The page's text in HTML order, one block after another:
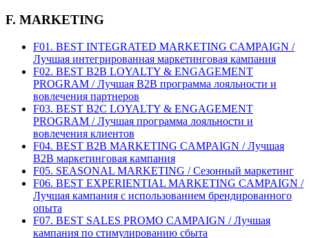
F. MARKETING
F01. BEST INTEGRATED MARKETING CAMPAIGN /
Лучшая интегрированная маркетинговая кампания
F02. BEST B2B LOYALTY & ENGAGEMENT
PROGRAM / Лучшая B2B программа лояльности и
вовлечения партнеров
F03. BEST B2C LOYALTY & ENGAGEMENT
PROGRAM / Лучшая программа лояльности и
вовлечения клиентов
F04. BEST B2B MARKETING CAMPAIGN / Лучшая
B2B маркетинговая кампания
F05. SEASONAL MARKETING / Сезонный маркетинг
F06. BEST EXPERIENTIAL MARKETING CAMPAIGN /
Лучшая кампания с использованием брендированного
опыта
F07. BEST SALES PROMO CAMPAIGN / Лучшая
кампания по стимулированию сбыта